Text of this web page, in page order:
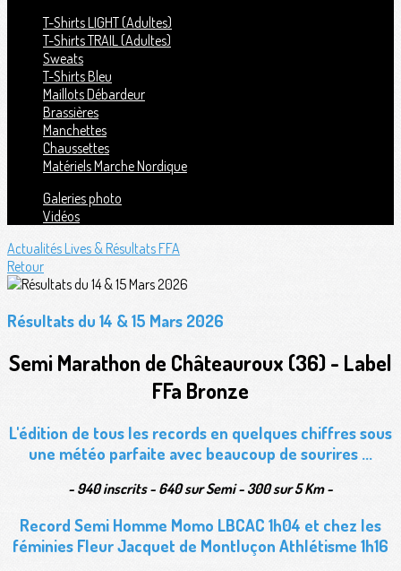
T-Shirts LIGHT (Adultes)
T-Shirts TRAIL (Adultes)
Sweats
T-Shirts Bleu
Maillots Débardeur
Brassières
Manchettes
Chaussettes
Matériels Marche Nordique
Galeries photo
Vidéos
Actualités Lives & Résultats FFA
Retour
Résultats du 14 & 15 Mars 2026
Semi Marathon de Châteauroux (36) - Label
FFa Bronze
L'édition de tous les records en quelques chiffres sous
une météo parfaite avec beaucoup de sourires ...
- 940 inscrits - 640 sur Semi - 300 sur 5 Km -
Record Semi Homme Momo LBCAC 1h04 et chez les
féminies Fleur Jacquet de Montluçon Athlétisme 1h16